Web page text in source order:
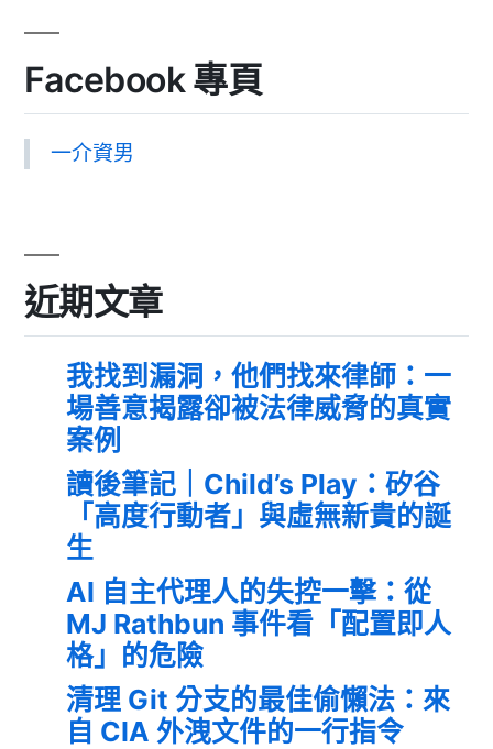
Facebook 專頁
一介資男
近期文章
我找到漏洞，他們找來律師：一
場善意揭露卻被法律威脅的真實
案例
讀後筆記｜Child’s Play：矽谷
「高度行動者」與虛無新貴的誕
生
AI 自主代理人的失控一擊：從
MJ Rathbun 事件看「配置即人
格」的危險
清理 Git 分支的最佳偷懶法：來
自 CIA 外洩文件的一行指令